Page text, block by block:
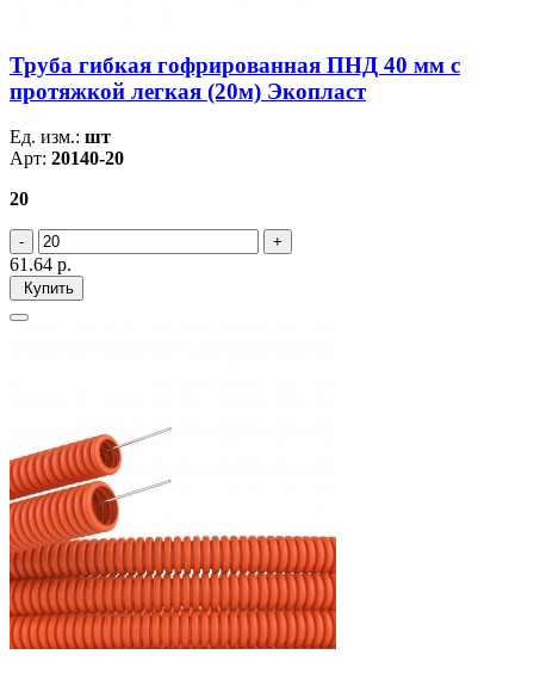
Труба гибкая гофрированная ПНД 40 мм с
протяжкой легкая (20м) Экопласт
Ед. изм.: шт
Арт: 20140-20
20
61.64 р.
Купить